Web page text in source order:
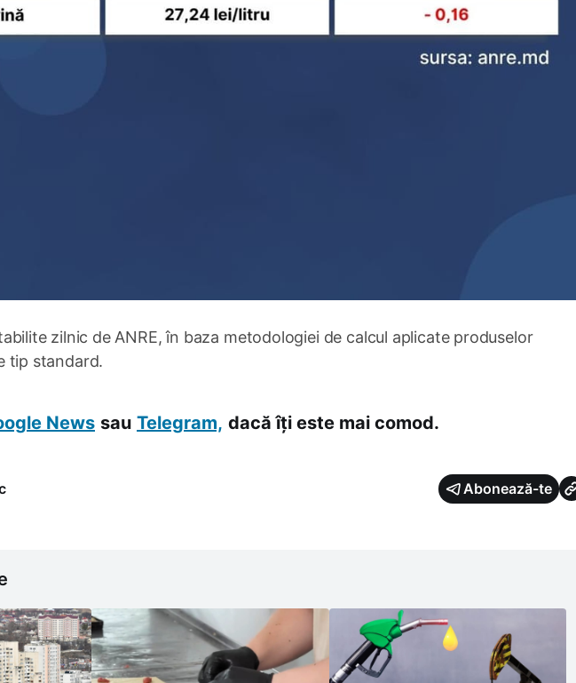
zilnic de ANRE, în baza metodologiei de calcul aplicate produselor
tip standard.
News sau Telegram, dacă îți este mai comod.
Abonează-te